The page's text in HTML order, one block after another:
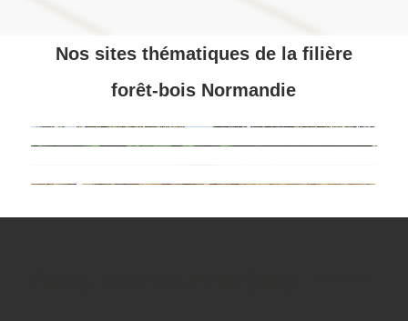
Nos sites thématiques de la filière
forêt-bois Normandie